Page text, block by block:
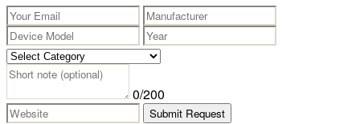
0/200
Submit Request